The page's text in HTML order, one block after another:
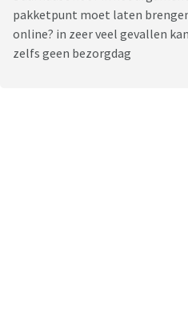
pakketpunt moet laten
online? in zeer veel gevallen
zelfs geen bezorgdag